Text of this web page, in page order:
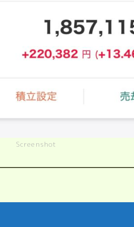
Screenshot